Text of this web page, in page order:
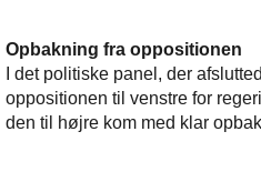
Opbakning fra oppositionen
I det politiske panel, der
oppositionen til venstre for
den til højre kom med klar